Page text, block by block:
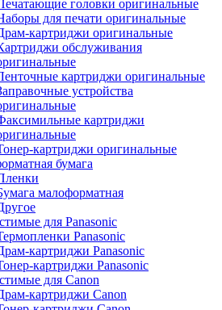
головки оригинальные
для печати оригинальные
картриджи оригинальные
обслуживания
картриджи оригинальные
устройства
картриджи
картриджи оригинальные
бумага
малоформатная
для Panasonic
Panasonic
картриджи Panasonic
картриджи Panasonic
для Canon
картриджи Canon